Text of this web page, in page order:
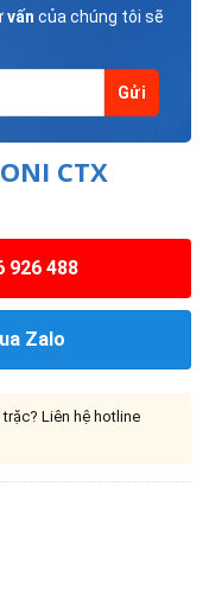
vấn của chúng tôi sẽ
CTX
926 488
Zalo
Liên hệ hotline